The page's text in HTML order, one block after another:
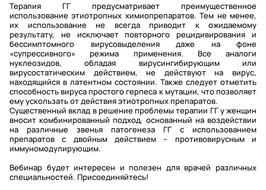
Терапия ГГ предусматривает преимущественное
использование этиотропных химиопрепаратов. Тем не менее,
их использование не всегда приводит к ожидаемому
результату, не исключает повторного рецидивирования и
бессимптомного вирусовыделения даже на фоне
«супрессивного» режима применения. Все аналоги
нуклеозидов, обладая вирусингибирующим или
вирусостатическим действием, не действуют на вирус,
находящийся в латентном состоянии. Также следует отметить
способность вируса простого герпеса к мутации, что позволяет
ему ускользать от действия этиотропных препаратов.
Существенный вклад в решение проблемы терапии ГГ у женщин
вносит комбинированный подход, основанный на воздействии
на различные звенья патогенеза ГГ с использованием
препаратов с двойным действием – противовирусным и
иммуномодулирующим.
Вебинар будет интересен и полезен для врачей различных
специальностей. Присоединяйтесь!